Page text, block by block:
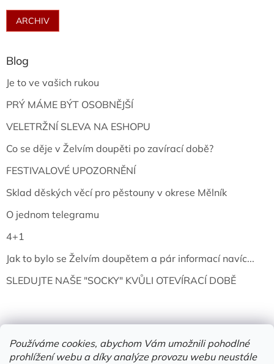
Používáme cookies, abychom Vám umožnili pohodlné
prohlížení webu a díky analýze provozu webu neustále
ARCHIV
Blog
Je to ve vašich rukou
PRÝ MÁME BÝT OSOBNĚJŠÍ
VELETRŽNÍ SLEVA NA ESHOPU
Co se děje v Želvím doupěti po zavírací době?
FESTIVALOVÉ UPOZORNĚNÍ
Sklad děských věcí pro pěstouny v okrese Mělník
O jednom telegramu
4+1
Jak to bylo se Želvím doupětem a pár informací navíc...
SLEDUJTE NAŠE "SOCKY" KVŮLI OTEVÍRACÍ DOBĚ